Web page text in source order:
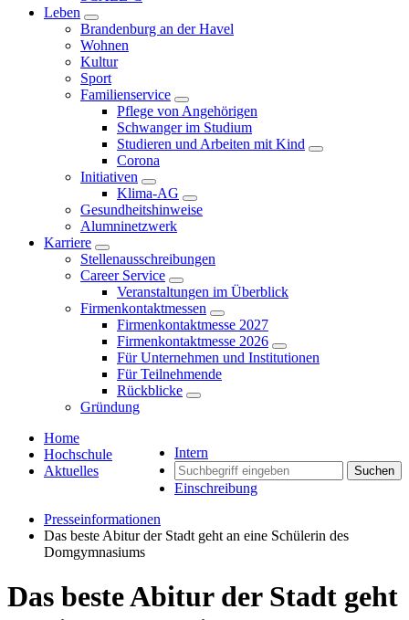
Leben
Brandenburg an der Havel
Wohnen
Kultur
Sport
Familienservice
Pflege von Angehörigen
Schwanger im Studium
Studieren und Arbeiten mit Kind
Corona
Initiativen
Klima-AG
Gesundheitshinweise
Alumninetzwerk
Karriere
Stellenausschreibungen
Career Service
Veranstaltungen im Überblick
Firmenkontaktmessen
Firmenkontaktmesse 2027
Firmenkontaktmesse 2026
Für Unternehmen und Institutionen
Für Teilnehmende
Rückblicke
Gründung
Intern
Suchen
Einschreibung
Home
Hochschule
Aktuelles
Presseinformationen
Das beste Abitur der Stadt geht an eine Schülerin des
Domgymnasiums
Das beste Abitur der Stadt geht